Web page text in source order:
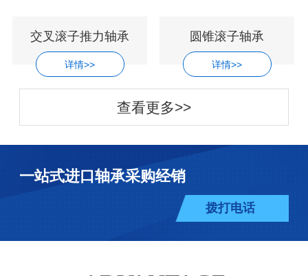
交叉滚子推力轴承
详情>>
圆锥滚子轴承
详情>>
查看更多>>
一站式进口轴承采购经销
拨打电话